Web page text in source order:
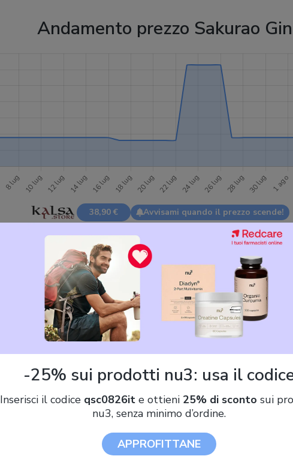
Andamento prezzo Sakurao Gin
38,90 € Avvisami quando il prezzo scende!
Offerte Sakurao Gin
Gin Sakurao Classic cl 70 Giappone Japanese
Sakurao Distillery Original Gin 700ml gift box
-25% sui prodotti nu3: usa il
Inserisci il codice qsc0826ite ottieni 25% di sconto sui
nu3, senza minimo d’ordine.
APPROFITTANE